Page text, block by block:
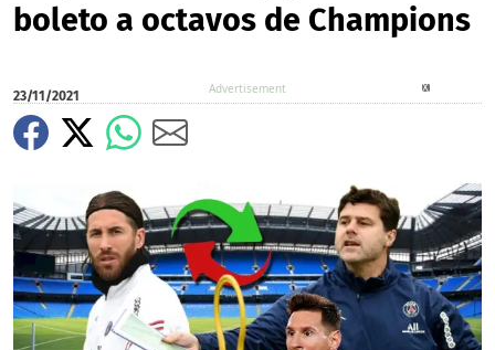
boleto a octavos de Champions
23/11/2021
X